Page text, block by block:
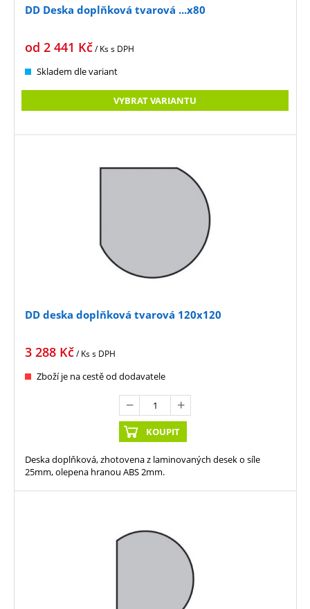
DD Deska doplňková tvarová ...x80
od 2 441 Kč/ Kss DPH
Skladem dle variant
VYBRAT VARIANTU
DD deska doplňková tvarová 120x120
3 288 Kč/ Kss DPH
Zboží je na cestě od dodavatele
KOUPIT
Deska doplňková, zhotovena z laminovaných desek o síle
25mm, olepena hranou ABS 2mm.